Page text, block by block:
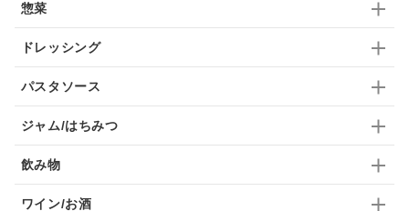
惣菜
ドレッシング
パスタソース
ジャム/はちみつ
飲み物
ワイン/お酒